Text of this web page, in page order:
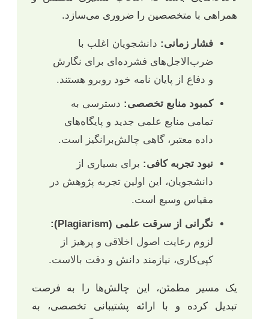
همراهی با متخصصین را ضروری می‌سازد.
فشار زمانی: دانشجویان اغلب با
ضرب‌الاجل‌های فشرده‌ای برای نگارش
و دفاع از پایان نامه خود روبرو هستند.
کمبود منابع تخصصی: دسترسی به
تمامی منابع علمی جدید و پایگاه‌های
داده معتبر، گاهی چالش‌برانگیز است.
نبود تجربه کافی: برای بسیاری از
دانشجویان، این اولین تجربه پژوهش در
مقیاس وسیع است.
نگرانی از سرقت علمی (Plagiarism):
لزوم رعایت اصول اخلاقی و پرهیز از
کپی‌کاری، نیازمند دانش و دقت بالاست.
یک مسیر مطمئن، این چالش‌ها را به فرصت
تبدیل کرده و با ارائه پشتیبانی تخصصی، به